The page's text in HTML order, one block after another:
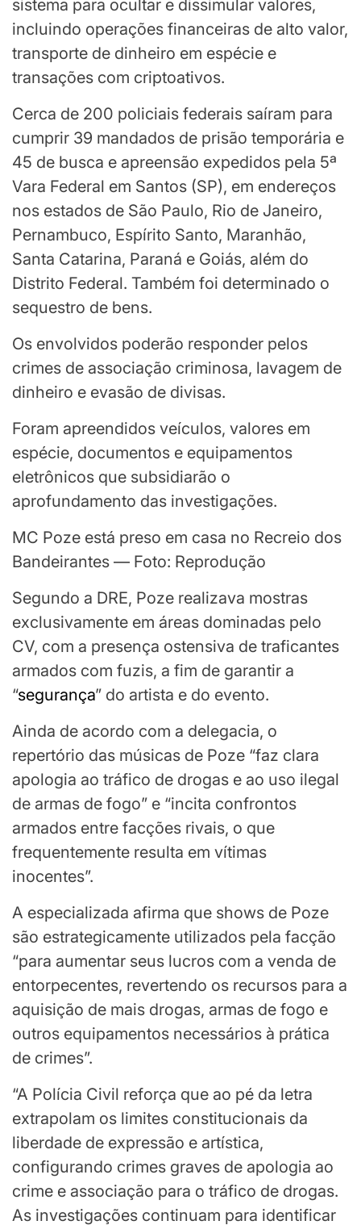
sistema para ocultar e dissimular valores,
incluindo operações financeiras de alto valor,
transporte de dinheiro em espécie e
transações com criptoativos.
Cerca de 200 policiais federais saíram para
cumprir 39 mandados de prisão temporária e
45 de busca e apreensão expedidos pela 5ª
Vara Federal em Santos (SP), em endereços
nos estados de São Paulo, Rio de Janeiro,
Pernambuco, Espírito Santo, Maranhão,
Santa Catarina, Paraná e Goiás, além do
Distrito Federal. Também foi determinado o
sequestro de bens.
Os envolvidos poderão responder pelos
crimes de associação criminosa, lavagem de
dinheiro e evasão de divisas.
Foram apreendidos veículos, valores em
espécie, documentos e equipamentos
eletrônicos que subsidiarão o
aprofundamento das investigações.
MC Poze está preso em casa no Recreio dos
Bandeirantes — Foto: Reprodução
Segundo a DRE, Poze realizava mostras
exclusivamente em áreas dominadas pelo
CV, com a presença ostensiva de traficantes
armados com fuzis, a fim de garantir a
“segurança” do artista e do evento.
Ainda de acordo com a delegacia, o
repertório das músicas de Poze “faz clara
apologia ao tráfico de drogas e ao uso ilegal
de armas de fogo” e “incita confrontos
armados entre facções rivais, o que
frequentemente resulta em vítimas
inocentes”.
A especializada afirma que shows de Poze
são estrategicamente utilizados pela facção
“para aumentar seus lucros com a venda de
entorpecentes, revertendo os recursos para a
aquisição de mais drogas, armas de fogo e
outros equipamentos necessários à prática
de crimes”.
“A Polícia Civil reforça que ao pé da letra
extrapolam os limites constitucionais da
liberdade de expressão e artística,
configurando crimes graves de apologia ao
crime e associação para o tráfico de drogas.
As investigações continuam para identificar